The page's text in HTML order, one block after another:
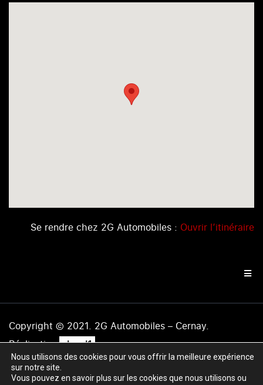
Se rendre chez 2G Automobiles : Ouvrir l’itinéraire
Copyright © 2021. 2G Automobiles – Cernay.
Réalisation .level1
Mentions légales|Politique de confidentialité|Plan du
site
Nous utilisons des cookies pour vous offrir la meilleure expérience
sur notre site.
Vous pouvez en savoir plus sur les cookies que nous utilisons ou